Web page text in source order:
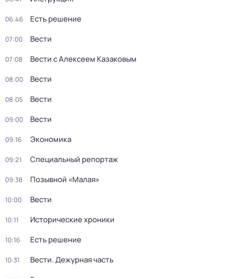
06:46 Есть решение
07:00 Вести
07:08 Вести с Алексеем Казаковым
08:00 Вести
08:05 Вести
09:00 Вести
09:16 Экономика
09:21 Специальный репортаж
09:38 Позывной «Малая»
10:00 Вести
10:11 Исторические хроники
10:16 Есть решение
10:31 Вести. Дежурная часть